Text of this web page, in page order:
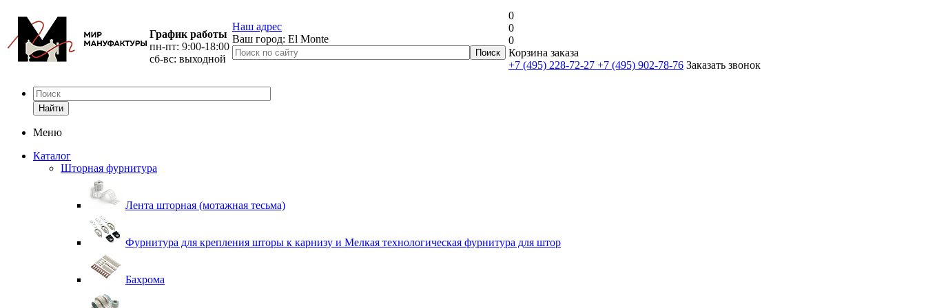
График работы
пн-пт: 9:00-18:00
сб-вс: выходной
Наш адрес
Ваш город: El Monte
0
0
0
Корзина заказа
+7 (495) 228-72-27 +7 (495) 902-78-76 Заказать звонок
Найти
Меню
Каталог
Шторная фурнитура
Лента шторная (мотажная тесьма)
Фурнитура для крепления шторы к карнизу и Мелкая технологическая фурнитура для штор
Бахрома